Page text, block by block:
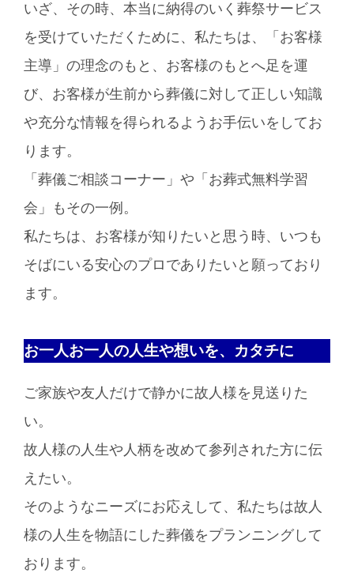
いざ、その時、本当に納得のいく葬祭サービス
を受けていただくために、私たちは、「お客様
主導」の理念のもと、お客様のもとへ足を運
び、お客様が生前から葬儀に対して正しい知識
や充分な情報を得られるようお手伝いをしてお
ります。
「葬儀ご相談コーナー」や「お葬式無料学習
会」もその一例。
私たちは、お客様が知りたいと思う時、いつも
そばにいる安心のプロでありたいと願っており
ます。
お一人お一人の人生や想いを、カタチに
ご家族や友人だけで静かに故人様を見送りた
い。
故人様の人生や人柄を改めて参列された方に伝
えたい。
そのようなニーズにお応えして、私たちは故人
様の人生を物語にした葬儀をプランニングして
おります。